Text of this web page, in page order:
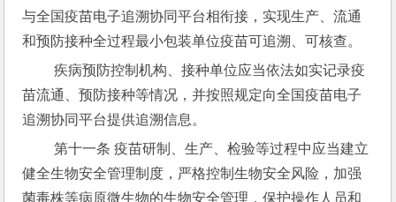
与全国疫苗电子追溯协同平台相衔接，实现生产、流通
和预防接种全过程最小包装单位疫苗可追溯、可核查。
疾病预防控制机构、接种单位应当依法如实记录疫
苗流通、预防接种等情况，并按照规定向全国疫苗电子
追溯协同平台提供追溯信息。
第十一条 疫苗研制、生产、检验等过程中应当建立
健全生物安全管理制度，严格控制生物安全风险，加强
菌毒株等病原微生物的生物安全管理，保护操作人员和